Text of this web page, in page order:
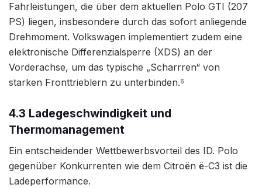
Fahrleistungen, die über dem aktuellen Polo GTI (207
PS) liegen, insbesondere durch das sofort anliegende
Drehmoment. Volkswagen implementiert zudem eine
elektronische Differenzialsperre (XDS) an der
Vorderachse, um das typische „Scharrren“ von
starken Fronttrieblern zu unterbinden.6
4.3 Ladegeschwindigkeit und
Thermomanagement
Ein entscheidender Wettbewerbsvorteil des ID. Polo
gegenüber Konkurrenten wie dem Citroën ë-C3 ist die
Ladeperformance.